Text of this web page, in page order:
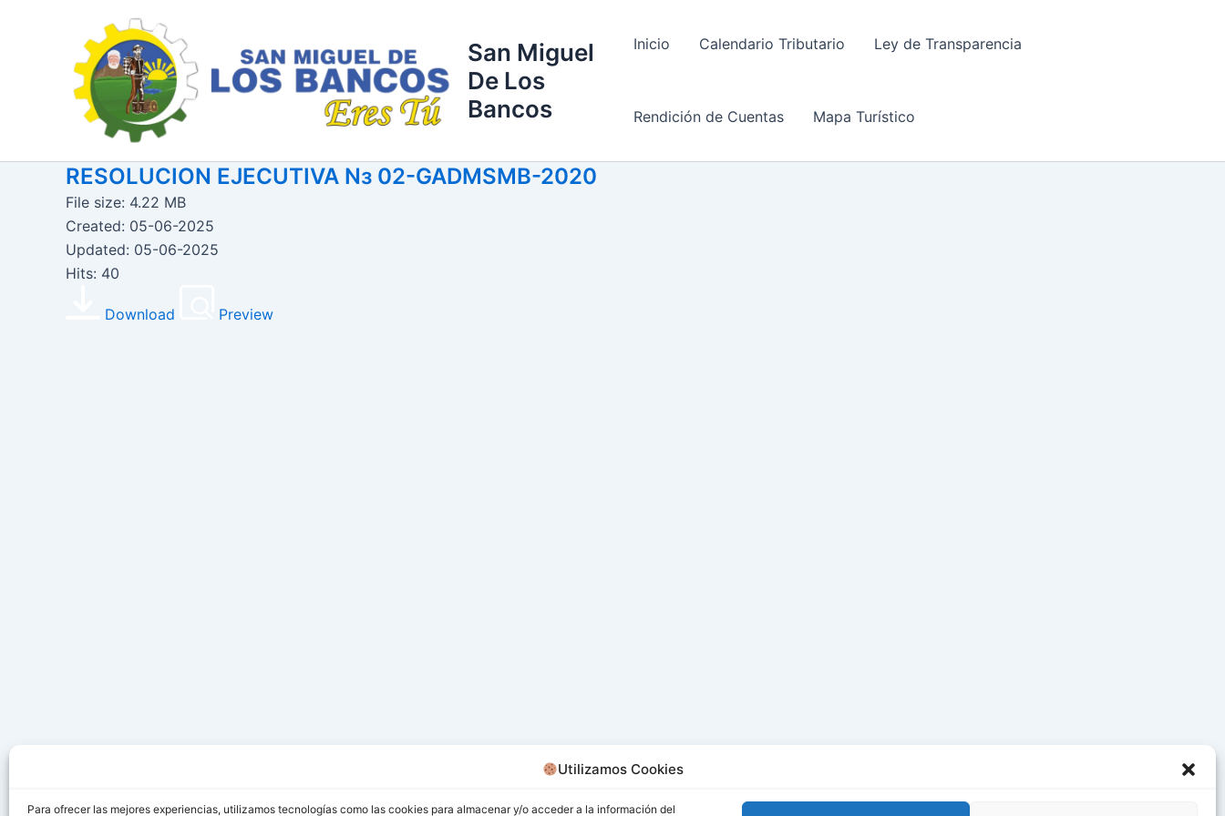
Utilizamos Cookies
Para ofrecer las mejores experiencias, utilizamos tecnologías como las cookies para almacenar y/o acceder a la información del
San Miguel
De Los
Bancos
Inicio Calendario Tributario Ley de Transparencia
Rendición de Cuentas Mapa Turístico
RESOLUCION EJECUTIVA Nз 02-GADMSMB-2020
File size: 4.22 MB
Created: 05-06-2025
Updated: 05-06-2025
Hits: 40
Download Preview